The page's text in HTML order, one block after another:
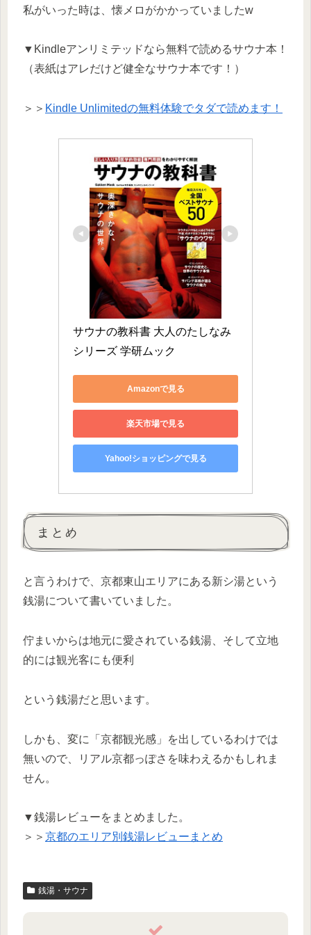
私がいった時は、懐メロがかかっていましたw
▼Kindleアンリミテッドなら無料で読めるサウナ本！
（表紙はアレだけど健全なサウナ本です！）
＞＞ Kindle Unlimitedの無料体験でタダで読めます！
サウナの教科書 大人のたしなみ
シリーズ 学研ムック
Amazonで見る
楽天市場で見る
Yahoo!ショッピングで見る
まとめ
と言うわけで、京都東山エリアにある新シ湯という
銭湯について書いていました。
佇まいからは地元に愛されている銭湯、そして立地
的には観光客にも便利
という銭湯だと思います。
しかも、変に「京都観光感」を出しているわけでは
無いので、リアル京都っぽさを味わえるかもしれま
せん。
▼銭湯レビューをまとめました。
＞＞ 京都のエリア別銭湯レビューまとめ
銭湯・サウナ